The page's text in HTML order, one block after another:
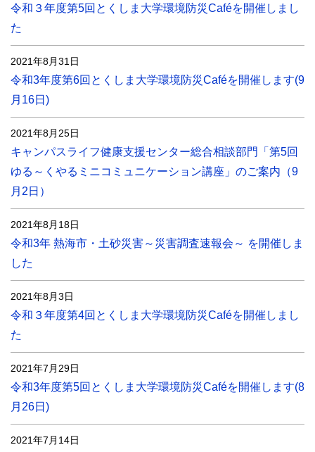
令和３年度第5回とくしま大学環境防災Caféを開催しまし
た
2021年8月31日
令和3年度第6回とくしま大学環境防災Caféを開催します(9
月16日)
2021年8月25日
キャンパスライフ健康支援センター総合相談部門「第5回
ゆる～くやるミニコミュニケーション講座」のご案内（9
月2日）
2021年8月18日
令和3年 熱海市・土砂災害～災害調査速報会～ を開催しま
した
2021年8月3日
令和３年度第4回とくしま大学環境防災Caféを開催しまし
た
2021年7月29日
令和3年度第5回とくしま大学環境防災Caféを開催します(8
月26日)
2021年7月14日